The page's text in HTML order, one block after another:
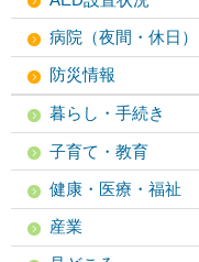
病院（夜間・休日）
防災情報
暮らし・手続き
子育て・教育
健康・医療・福祉
産業